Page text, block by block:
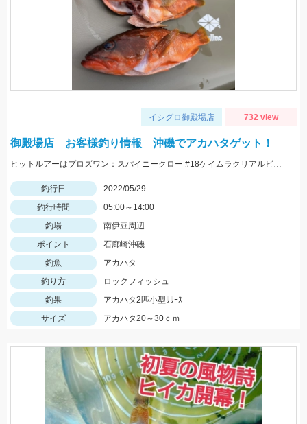
イシグロ御殿場店 732 view
御殿場店 お客様釣り情報 沖磯でアカハタゲット！
ヒットルアーはプロズワン：スパイニークロー #18ケイムラクリアルビー 良型アカハタ おめでとうございます！
釣行日
2022/05/29
釣行時間
05:00～14:00
釣場
南伊豆周辺
ポイント
石廊崎沖磯
釣魚
アカハタ
釣り方
ロックフィッシュ
釣果
アカハタ2匹小型ﾘﾘｰｽ
サイズ
アカハタ20～30ｃｍ